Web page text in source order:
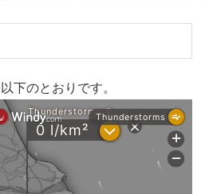
下のとおりです。